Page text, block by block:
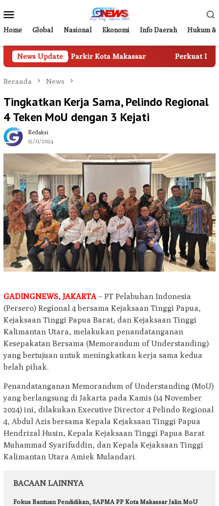
ke
kontenMobile
Home Global Nasional Ekonomi Info Daerah Hukum &
News Update
Parkir Kota Makassar Perkuat Digitalisasi
Beranda News
Tingkatkan Kerja Sama, Pelindo Regional
4 Teken MoU dengan 3 Kejati
Redaksi
15/11/2024
GADINGNEWS, JAKARTA – PT Pelabuhan Indonesia
(Persero) Regional 4 bersama Kejaksaan Tinggi Papua,
Kejaksaan Tinggi Papua Barat, dan Kejaksaan Tinggi
Kalimantan Utara, melakukan penandatanganan
Kesepakatan Bersama (Memorandum of Understanding)
yang bertujuan untuk meningkatkan kerja sama kedua
belah pihak.
Penandatanganan Memorandum of Understanding (MoU)
yang berlangsung di Jakarta pada Kamis (14 November
2024) ini, dilakukan Executive Director 4 Pelindo Regional
4, Abdul Azis bersama Kepala Kejaksaan Tinggi Papua
Hendrizal Husin, Kepala Kejaksaan Tinggi Papua Barat
Muhammad Syarifuddin, dan Kepala Kejaksaan Tinggi
Kalimantan Utara Amiek Mulandari.
BACAAN LAINNYA
Fokus Bantuan Pendidikan, SAPMA PP Kota Makassar Jalin MoU